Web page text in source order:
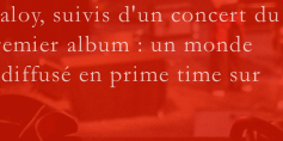
suivis d'un concert du
album : un monde
en prime time sur